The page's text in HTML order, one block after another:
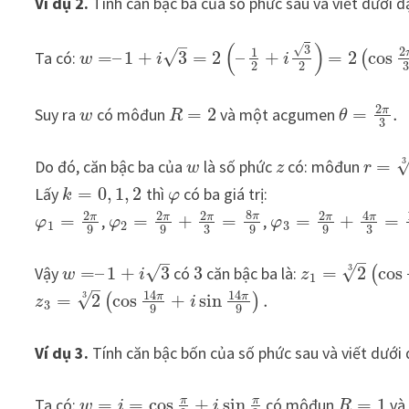
Ta có:w =–1 + i 3
–
√ = 2 (– 1
2 + i
3
√
2
) = 2 (cos 2
3
Suy raw có môđun R = 2 và một acgumenθ = 2π
3 .
Do đó, căn bậc ba củaw là số phức zcó: môđun r = 3
Lấy k = 0, 1, 2 thì φ có ba giá trị:
φ1 = 2π
9 , φ2 = 2π
9 + 2π
3 = 8π
9 , φ3 = 2π
9 + 4π
3 =
Vậyw =–1 + i 3
–
√ có 3 căn bậc ba là:z1 = 2
–
√
3 (cos
z3 = 2
–
√
3 (cos 14π
9 + i sin 14π
9 ) .
Ví dụ 3. Tính căn bậc bốn của số phức sau và viết
Ta có: = = cos π + sin π có môđun = 1